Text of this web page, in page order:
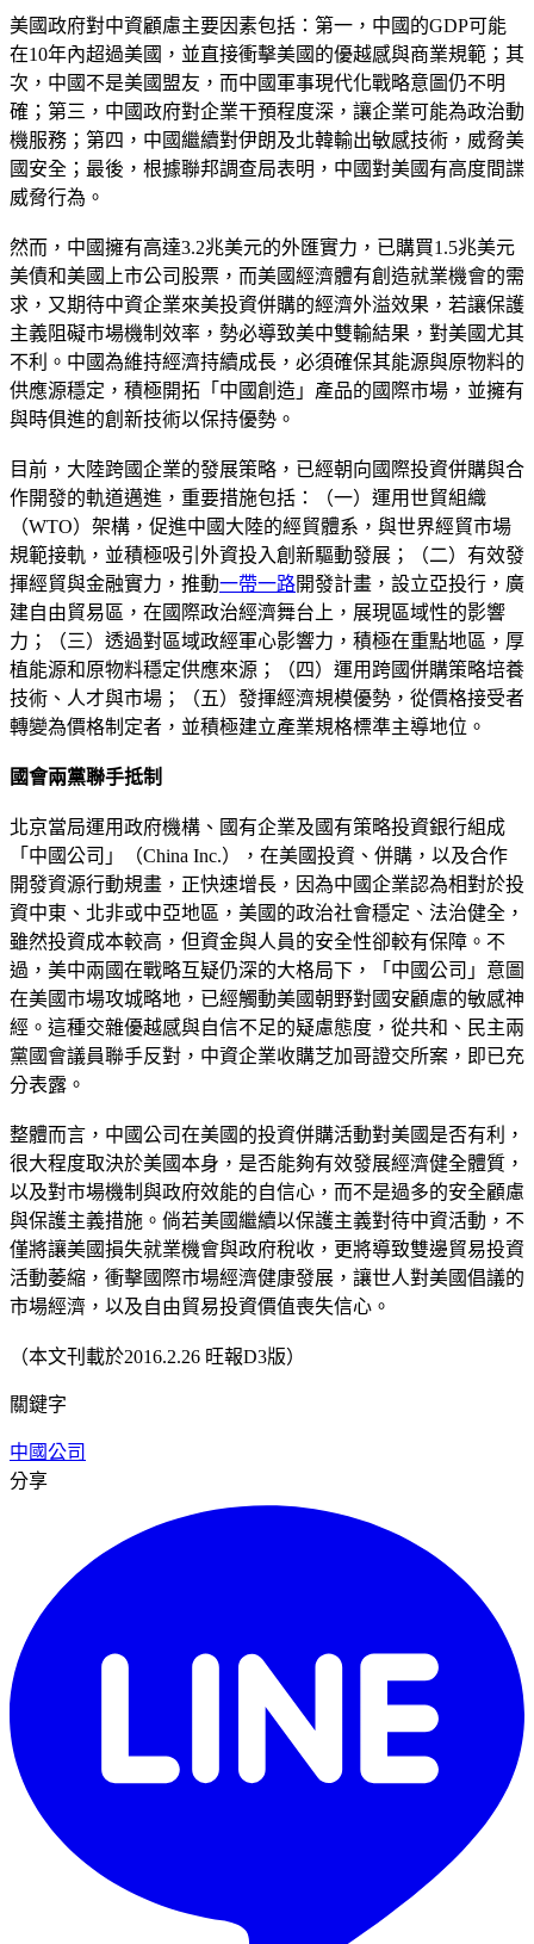
美國政府對中資顧慮主要因素包括：第一，中國的GDP可能
在10年內超過美國，並直接衝擊美國的優越感與商業規範；其
次，中國不是美國盟友，而中國軍事現代化戰略意圖仍不明
確；第三，中國政府對企業干預程度深，讓企業可能為政治動
機服務；第四，中國繼續對伊朗及北韓輸出敏感技術，威脅美
國安全；最後，根據聯邦調查局表明，中國對美國有高度間諜
威脅行為。
然而，中國擁有高達3.2兆美元的外匯實力，已購買1.5兆美元
美債和美國上市公司股票，而美國經濟體有創造就業機會的需
求，又期待中資企業來美投資併購的經濟外溢效果，若讓保護
主義阻礙市場機制效率，勢必導致美中雙輸結果，對美國尤其
不利。中國為維持經濟持續成長，必須確保其能源與原物料的
供應源穩定，積極開拓「中國創造」產品的國際市場，並擁有
與時俱進的創新技術以保持優勢。
目前，大陸跨國企業的發展策略，已經朝向國際投資併購與合
作開發的軌道邁進，重要措施包括：（一）運用世貿組織
（WTO）架構，促進中國大陸的經貿體系，與世界經貿市場
規範接軌，並積極吸引外資投入創新驅動發展；（二）有效發
揮經貿與金融實力，推動一帶一路開發計畫，設立亞投行，廣
建自由貿易區，在國際政治經濟舞台上，展現區域性的影響
力；（三）透過對區域政經軍心影響力，積極在重點地區，厚
植能源和原物料穩定供應來源；（四）運用跨國併購策略培養
技術、人才與市場；（五）發揮經濟規模優勢，從價格接受者
轉變為價格制定者，並積極建立產業規格標準主導地位。
國會兩黨聯手抵制
北京當局運用政府機構、國有企業及國有策略投資銀行組成
「中國公司」（China Inc.），在美國投資、併購，以及合作
開發資源行動規畫，正快速增長，因為中國企業認為相對於投
資中東、北非或中亞地區，美國的政治社會穩定、法治健全，
雖然投資成本較高，但資金與人員的安全性卻較有保障。不
過，美中兩國在戰略互疑仍深的大格局下，「中國公司」意圖
在美國市場攻城略地，已經觸動美國朝野對國安顧慮的敏感神
經。這種交雜優越感與自信不足的疑慮態度，從共和、民主兩
黨國會議員聯手反對，中資企業收購芝加哥證交所案，即已充
分表露。
整體而言，中國公司在美國的投資併購活動對美國是否有利，
很大程度取決於美國本身，是否能夠有效發展經濟健全體質，
以及對市場機制與政府效能的自信心，而不是過多的安全顧慮
與保護主義措施。倘若美國繼續以保護主義對待中資活動，不
僅將讓美國損失就業機會與政府稅收，更將導致雙邊貿易投資
活動萎縮，衝擊國際市場經濟健康發展，讓世人對美國倡議的
市場經濟，以及自由貿易投資價值喪失信心。
（本文刊載於2016.2.26 旺報D3版）
關鍵字
中國公司
分享